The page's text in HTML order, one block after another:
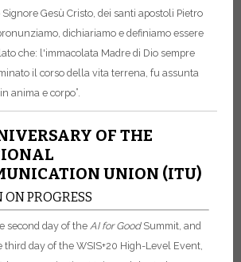
Gesù Cristo, dei santi apostoli Pietro
dichiariamo e definiamo essere
che: l'immacolata Madre di Dio sempre
il corso della vita terrena, fu assunta
anima e corpo”.
OF THE
UNION (ITU)
ON PROGRESS
second day of theAI for GoodSummit, and
day of the WSIS+20 High-Level Event,